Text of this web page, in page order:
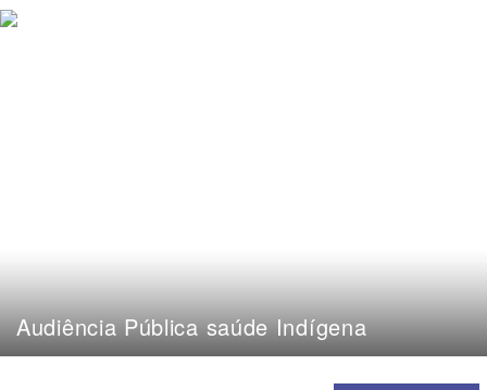
Audiência Pública saúde Indígena